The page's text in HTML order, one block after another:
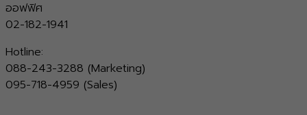
ออฟฟิศ
02-182-1941
Hotline:
088-243-3288 (Marketing)
095-718-4959 (Sales)